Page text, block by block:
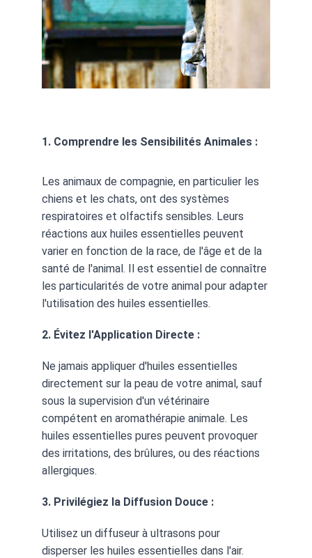
1. Comprendre les Sensibilités Animales :
Les animaux de compagnie, en particulier les
chiens et les chats, ont des systèmes
respiratoires et olfactifs sensibles. Leurs
réactions aux huiles essentielles peuvent
varier en fonction de la race, de l'âge et de la
santé de l'animal. Il est essentiel de connaître
les particularités de votre animal pour adapter
l'utilisation des huiles essentielles.
2. Évitez l'Application Directe :
Ne jamais appliquer d'huiles essentielles
directement sur la peau de votre animal, sauf
sous la supervision d'un vétérinaire
compétent en aromathérapie animale. Les
huiles essentielles pures peuvent provoquer
des irritations, des brûlures, ou des réactions
allergiques.
3. Privilégiez la Diffusion Douce :
Utilisez un diffuseur à ultrasons pour
disperser les huiles essentielles dans l'air.